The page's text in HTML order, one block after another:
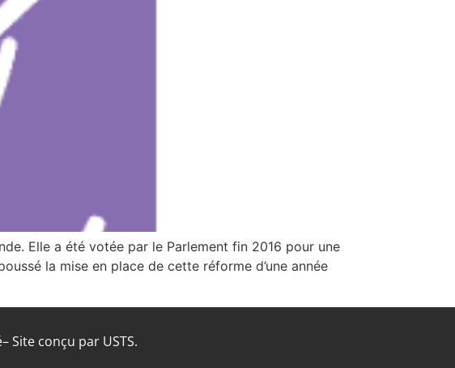
Elle a été votée par le Parlement fin 2016 pour une
la mise en place de cette réforme d’une année
– Site conçu par USTS.